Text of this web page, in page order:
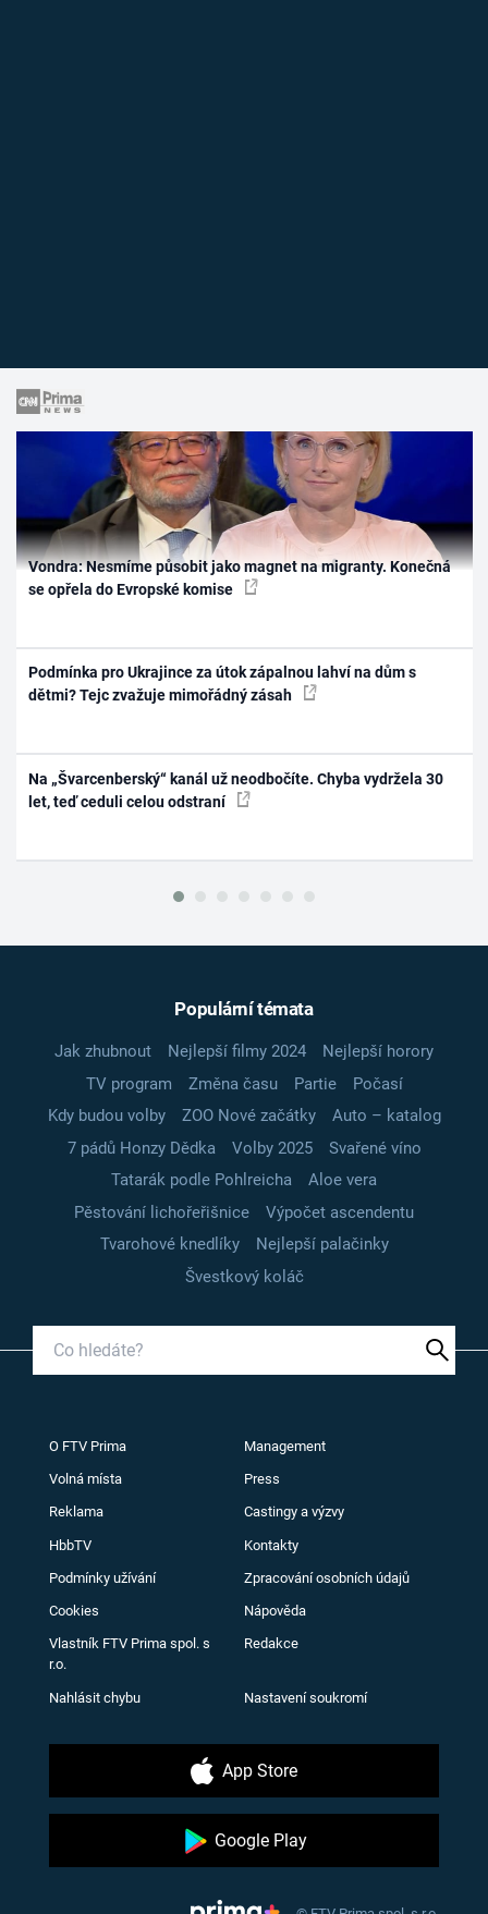
Vondra: Nesmíme působit jako magnet na migranty. Konečná
se opřela do Evropské komise
Podmínka pro Ukrajince za útok zápalnou lahví na dům s
dětmi? Tejc zvažuje mimořádný zásah
Na „Švarcenberský“ kanál už neodbočíte. Chyba vydržela 30
let, teď ceduli celou odstraní
Populární témata
Jak zhubnout Nejlepší filmy 2024
Nejlepší horory
TV program
Změna času Partie
Počasí
Kdy budou volby
ZOO Nové začátky
Auto – katalog
7 pádů Honzy Dědka
Volby 2025
Svařené víno
Tatarák podle Pohlreicha
Aloe vera
Pěstování lichořeřišnice
Výpočet ascendentu
Tvarohové knedlíky
Nejlepší palačinky
Švestkový koláč
O FTV Prima Management
Volná místa Press
Reklama Castingy a výzvy
HbbTV Kontakty
Podmínky užívání Zpracování osobních údajů
Cookies Nápověda
Vlastník FTV Prima spol. s
r.o.
Redakce
Nahlásit chybu Nastavení soukromí
App Store
Google Play